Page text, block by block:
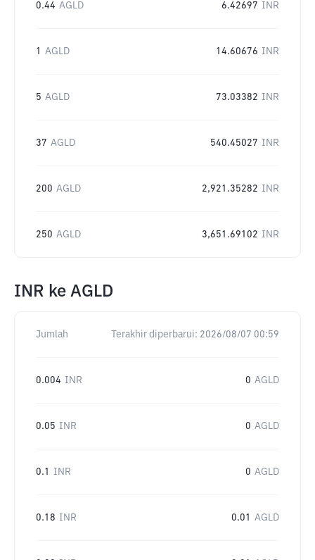
0.44 AGLD 6.42697 INR
1 AGLD 14.60676 INR
5 AGLD 73.03382 INR
37 AGLD 540.45027 INR
200 AGLD 2,921.35282 INR
250 AGLD 3,651.69102 INR
INR ke AGLD
Jumlah Terakhir diperbarui: 2026/08/07 00:59
0.004 INR 0 AGLD
0.05 INR 0 AGLD
0.1 INR 0 AGLD
0.18 INR 0.01 AGLD